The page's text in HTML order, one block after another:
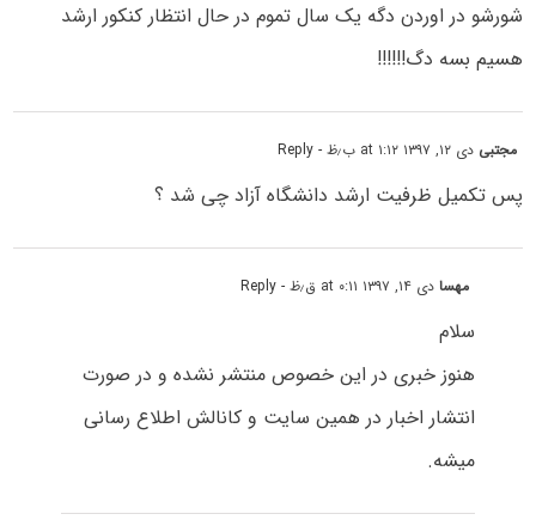
شورشو در اوردن دگه یک سال تموم در حال انتظار کنکور ارشد
هسیم بسه دگ!!!!!!
مجتبی دی ۱۲, ۱۳۹۷ at ۱:۱۲ ب٫ظ - Reply
پس تکمیل ظرفیت ارشد دانشگاه آزاد چی شد ؟
مهسادی ۱۴, ۱۳۹۷ at ۰:۱۱ ق٫ظ - Reply
سلام
هنوز خبری در این خصوص منتشر نشده و در صورت
انتشار اخبار در همین سایت و کانالش اطلاع رسانی
میشه.